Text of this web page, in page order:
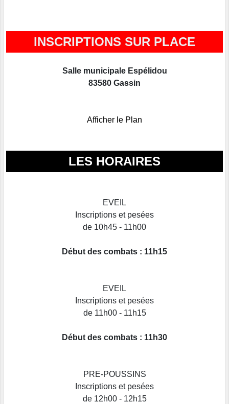
INSCRIPTIONS SUR PLACE
Salle municipale Espélidou
83580 Gassin
Afficher le Plan
LES HORAIRES
EVEIL
Inscriptions et pesées
de 10h45 - 11h00
Début des combats : 11h15
EVEIL
Inscriptions et pesées
de 11h00 - 11h15
Début des combats : 11h30
PRE-POUSSINS
Inscriptions et pesées
de 12h00 - 12h15